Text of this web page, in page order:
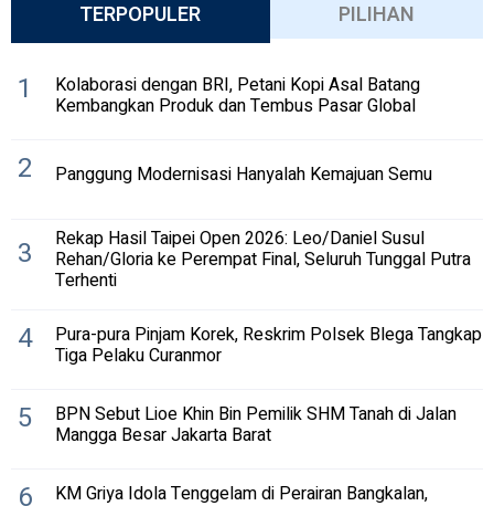
TERPOPULER PILIHAN
1 Kolaborasi dengan BRI, Petani Kopi Asal Batang
Kembangkan Produk dan Tembus Pasar Global
2 Panggung Modernisasi Hanyalah Kemajuan Semu
3 Rekap Hasil Taipei Open 2026: Leo/Daniel Susul
Rehan/Gloria ke Perempat Final, Seluruh Tunggal Putra
Terhenti
4 Pura-pura Pinjam Korek, Reskrim Polsek Blega Tangkap
Tiga Pelaku Curanmor
5 BPN Sebut Lioe Khin Bin Pemilik SHM Tanah di Jalan
Mangga Besar Jakarta Barat
6 KM Griya Idola Tenggelam di Perairan Bangkalan,